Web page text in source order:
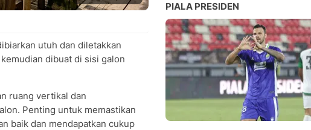
utuh dan diletakkan
dibuat di sisi galon
ruang vertikal dan
Penting untuk memastikan
baik dan mendapatkan cukup
PIALA PRESIDEN